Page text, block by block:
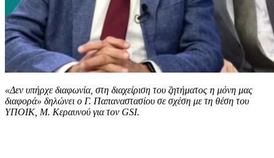
«Δεν υπήρχε διαφωνία, στη διαχείριση του ζητήματος η μόνη μας
διαφορά» δηλώνει ο Γ. Παπαναστασίου σε σχέση με τη θέση του
ΥΠΟΙΚ, Μ. Κεραυνού για τον GSI.